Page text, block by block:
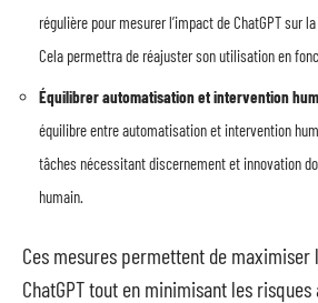
régulière pour mesurer l’impact de ChatGPT sur
Cela permettra de réajuster son utilisation en
Équilibrer automatisation et intervention
équilibre entre automatisation et intervention
tâches nécessitant discernement et innovation
humain.
Ces mesures permettent de maximiser
ChatGPT tout en minimisant les risques